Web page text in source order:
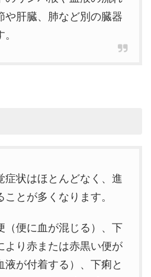
や肝臓、肺など別の臓器
症状はほとんどなく、進
とが多くなります。
（便に血が混じる）、下
より赤または赤黒い便が
液が付着する）、下痢と